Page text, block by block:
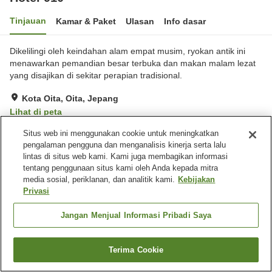
Tinjauan Kamar & Paket Ulasan Info dasar
Dikelilingi oleh keindahan alam empat musim, ryokan antik ini
menawarkan pemandian besar terbuka dan makan malam lezat
yang disajikan di sekitar perapian tradisional.
Kota Oita, Oita, Jepang
Lihat di peta
Baik Ulasan:238
Fasilitas properti
Tempat parkir
Spa / Salon kecantikan
Bar
Beranda Jepang Oita Kota Oita Hotel 910
Cari kamar
Situs web ini menggunakan cookie untuk meningkatkan
pengalaman pengguna dan menganalisis kinerja serta lalu
lintas di situs web kami. Kami juga membagikan informasi
tentang penggunaan situs kami oleh Anda kepada mitra
media sosial, periklanan, dan analitik kami. Kebijakan
Privasi
Jangan Menjual Informasi Pribadi Saya
Terima Cookie